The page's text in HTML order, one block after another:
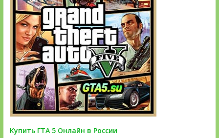
Купить ГТА 5 Онлайн в России